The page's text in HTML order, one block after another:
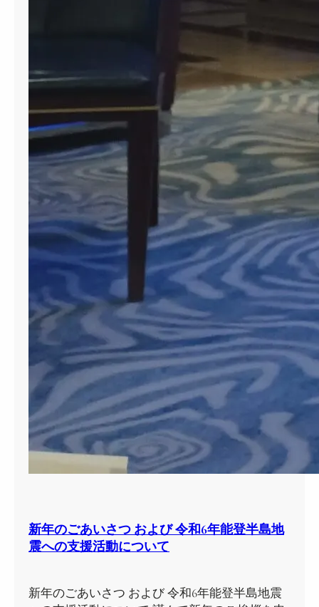
新年のごあいさつ および 令和6年能登半島地
震への支援活動について
新年のごあいさつ および 令和6年能登半島地震